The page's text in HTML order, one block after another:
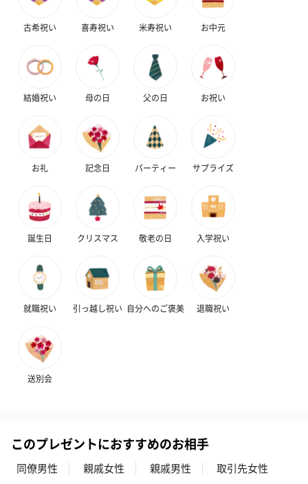
ンク）（1,760円）
花束ハンドタオル（ブ
ルー）（1,760円）
キャンドル・お香
キャンドル・お香を同梱してお届けいたします。
ンセンススティック
（END）（880円）
お酒を同梱してお届けいたします。
古希祝い 喜寿祝い 米寿祝い お中元
結婚祝い 母の日 父の日 お祝い
お礼 記念日 パーティー サプライズ
誕生日 クリスマス 敬老の日 入学祝い
就職祝い 引っ越し祝い 自分へのご褒美 退職祝い
送別会
このプレゼントにおすすめのお相手
同僚男性 親戚女性 親戚男性
取引先女性